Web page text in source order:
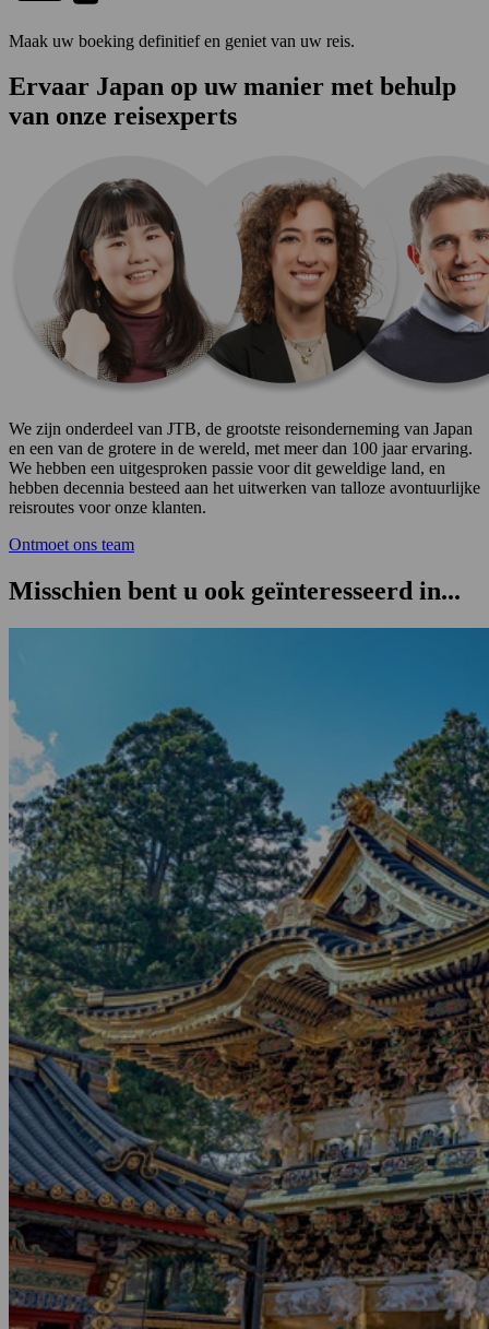
Maak uw boeking definitief en geniet van uw reis.
Ervaar Japan op uw manier met behulp
van onze reisexperts
We zijn onderdeel van JTB, de grootste reisonderneming van Japan
en een van de grotere in de wereld, met meer dan 100 jaar ervaring.
We hebben een uitgesproken passie voor dit geweldige land, en
hebben decennia besteed aan het uitwerken van talloze avontuurlijke
reisroutes voor onze klanten.
Ontmoet ons team
Misschien bent u ook geïnteresseerd in...